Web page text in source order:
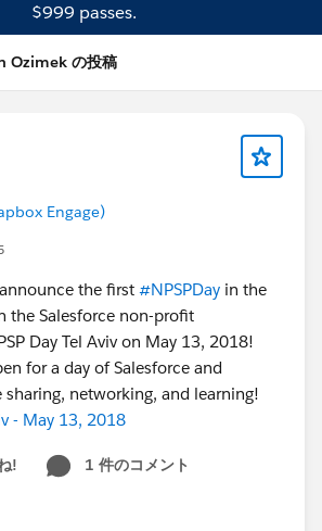
$999 passes.
Ozimek の投稿
Engage)
the first #NPSPDay in the
the Salesforce non-profit
Day Tel Aviv on May 13, 2018!
for a day of Salesforce and
sharing, networking, and learning!
- May 13, 2018
!
1 件のコメント